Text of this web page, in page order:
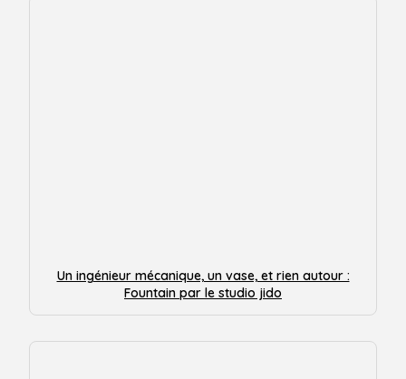
Un ingénieur mécanique, un vase, et rien autour :
Fountain par le studio jido